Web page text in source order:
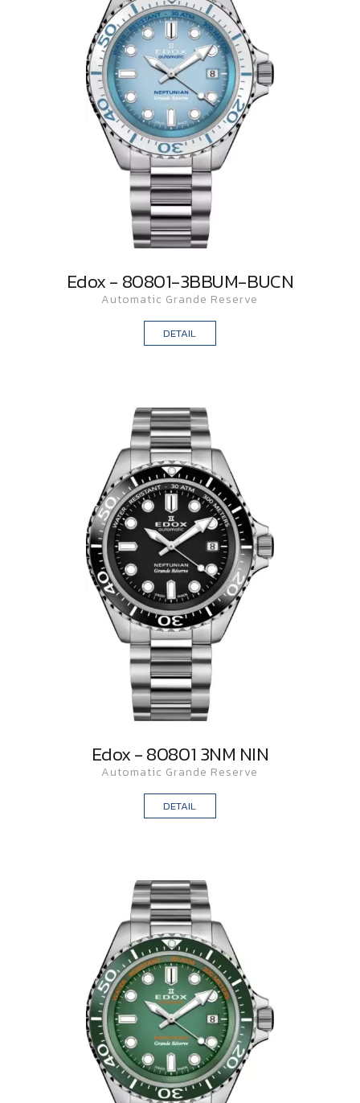
Edox - 80801-3BBUM-BUCN
Automatic Grande Reserve
DETAIL
Edox - 80801 3NM NIN
Automatic Grande Reserve
DETAIL